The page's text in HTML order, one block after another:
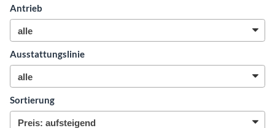
Antrieb
Ausstattungslinie
Sortierung